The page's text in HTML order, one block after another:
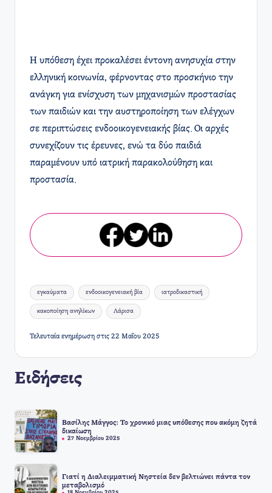
Η υπόθεση έχει προκαλέσει έντονη ανησυχία στην
ελληνική κοινωνία, φέρνοντας στο προσκήνιο την
ανάγκη για ενίσχυση των μηχανισμών προστασίας
των παιδιών και την αυστηροποίηση των ελέγχων
σε περιπτώσεις ενδοοικογενειακής βίας. Οι αρχές
συνεχίζουν τις έρευνες, ενώ τα δύο παιδιά
παραμένουν υπό ιατρική παρακολούθηση και
προστασία.
Ετικέτες:
εγκαύματα ενδοοικογενειακή βία ιατροδικαστική
κακοποίηση ανηλίκων Λάρισα
Τελευταία ενημέρωση στις 22 Μαΐου 2025
Ειδήσεις
Βασίλης Μάγγος: Το χρονικό μιας υπόθεσης που ακόμη ζητά
δικαίωση
27 Νοεμβρίου 2025
Γιατί η Διαλειμματική Νηστεία δεν βελτιώνει πάντα τον
μεταβολισμό